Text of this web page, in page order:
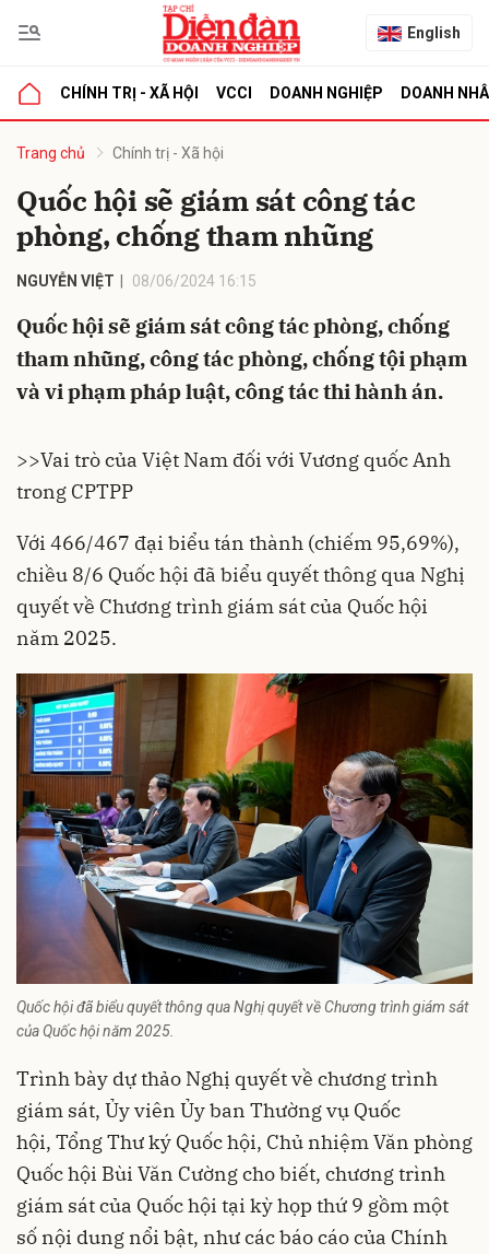
English
CHÍNH TRỊ - XÃ HỘI VCCI DOANH NGHIỆP DOANH
Trang chủ Chính trị - Xã hội
Quốc hội sẽ giám sát công tác
phòng, chống tham nhũng
NGUYỄN VIỆT 08/06/2024 16:15
Quốc hội sẽ giám sát công tác phòng, chống
tham nhũng, công tác phòng, chống tội phạm
và vi phạm pháp luật, công tác thi hành án.
>>Vai trò của Việt Nam đối với Vương quốc Anh
trong CPTPP
Với 466/467 đại biểu tán thành (chiếm 95,69%),
chiều 8/6 Quốc hội đã biểu quyết thông qua Nghị
quyết về Chương trình giám sát của Quốc hội
năm 2025.
Quốc hội đã biểu quyết thông qua Nghị quyết về Chương trình giám sát
của Quốc hội năm 2025.
Trình bày dự thảo Nghị quyết về chương trình
giám sát, Ủy viên Ủy ban Thường vụ Quốc
hội, Tổng Thư ký Quốc hội, Chủ nhiệm Văn phòng
Quốc hội Bùi Văn Cường cho biết, chương trình
giám sát của Quốc hội tại kỳ họp thứ 9 gồm một
số nội dung nổi bật, như các báo cáo của Chính
luận
Hủy